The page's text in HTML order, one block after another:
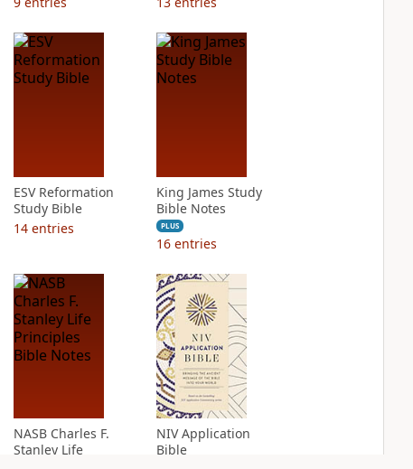
ESV Reformation
Study Bible
14 entries
King James Study
Bible Notes
PLUS
16 entries
NASB Charles F.
Stanley Life
NIV Application
Bible